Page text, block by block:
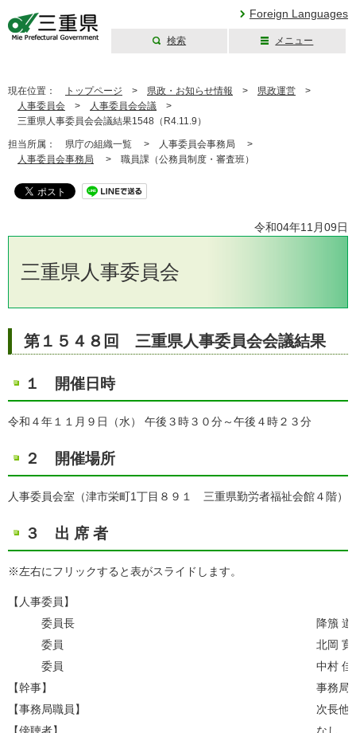
Foreign Languages
検索 メニュー
現在位置： トップページ > 県政・お知らせ情報 > 県政運営 >
人事委員会 > 人事委員会会議 >
三重県人事委員会会議結果1548（R4.11.9）
担当所属： 県庁の組織一覧 > 人事委員会事務局 >
人事委員会事務局 > 職員課（公務員制度・審査班）
令和04年11月09日
三重県人事委員会
第１５４８回 三重県人事委員会会議結果
１ 開催日時
令和４年１１月９日（水） 午後３時３０分～午後４時２３分
２ 開催場所
人事委員会室（津市栄町1丁目８９１ 三重県勤労者福祉会館４階）
３ 出 席 者
※左右にフリックすると表がスライドします。
【人事委員】
委員長
降籏 道
委員
北岡 寛
委員
中村 佳
【幹事】
事務局
【事務局職員】
次長他
【傍聴者】
なし